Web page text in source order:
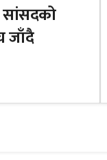
सांसदको
जाँदै